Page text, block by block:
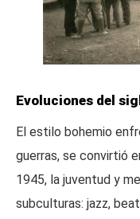
Evoluciones del
El estilo bohemio
guerras, se convirtió
1945, la juventud y
subculturas: jazz,